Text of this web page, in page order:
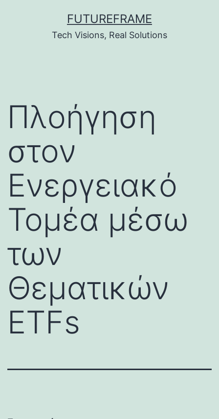
FUTUREFRAME
Tech Visions, Real Solutions
Πλοήγηση
στον
Ενεργειακό
Τομέα μέσω
των
Θεματικών
ETFs